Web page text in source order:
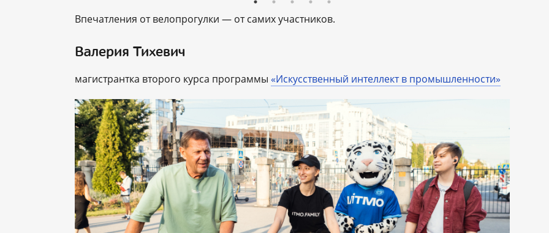
Впечатления от велопрогулки — от самих участников.
Валерия Тихевич
магистрантка второго курса программы «Искусственный интеллект в промышленности»